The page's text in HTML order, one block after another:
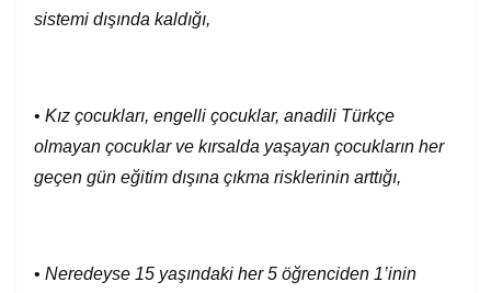
sistemi dışında kaldığı,
• Kız çocukları, engelli çocuklar, anadili Türkçe
olmayan çocuklar ve kırsalda yaşayan çocukların her
geçen gün eğitim dışına çıkma risklerinin arttığı,
• Neredeyse 15 yaşındaki her 5 öğrenciden 1’inin